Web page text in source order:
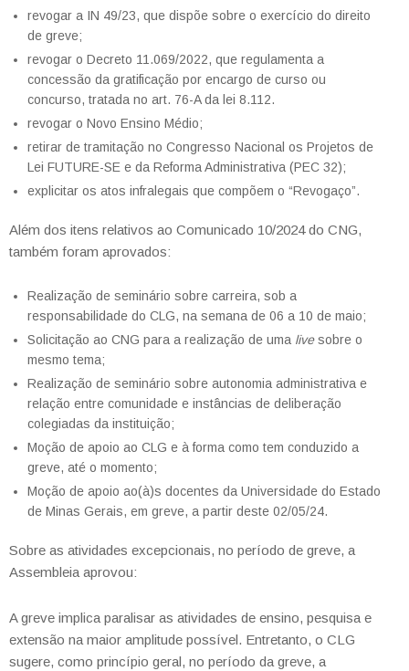
revogar a IN 49/23, que dispõe sobre o exercício do direito
de greve;
revogar o Decreto 11.069/2022, que regulamenta a
concessão da gratificação por encargo de curso ou
concurso, tratada no art. 76-A da lei 8.112.
revogar o Novo Ensino Médio;
retirar de tramitação no Congresso Nacional os Projetos de
Lei FUTURE-SE e da Reforma Administrativa (PEC 32);
explicitar os atos infralegais que compõem o “Revogaço”.
Além dos itens relativos ao Comunicado 10/2024 do CNG,
também foram aprovados:
Realização de seminário sobre carreira, sob a
responsabilidade do CLG, na semana de 06 a 10 de maio;
Solicitação ao CNG para a realização de uma livesobre o
mesmo tema;
Realização de seminário sobre autonomia administrativa e
relação entre comunidade e instâncias de deliberação
colegiadas da instituição;
Moção de apoio ao CLG e à forma como tem conduzido a
greve, até o momento;
Moção de apoio ao(à)s docentes da Universidade do Estado
de Minas Gerais, em greve, a partir deste 02/05/24.
Sobre as atividades excepcionais, no período de greve, a
Assembleia aprovou:
A greve implica paralisar as atividades de ensino, pesquisa e
extensão na maior amplitude possível. Entretanto, o CLG
sugere, como princípio geral, no período da greve, a